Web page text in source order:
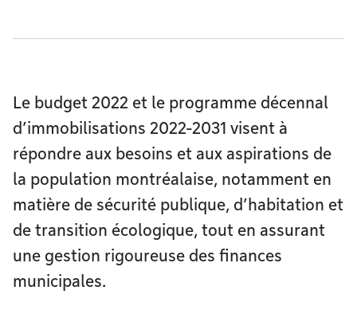
Le budget 2022 et le programme décennal
d’immobilisations 2022-2031 visent à
répondre aux besoins et aux aspirations de
la population montréalaise, notamment en
matière de sécurité publique, d’habitation et
de transition écologique, tout en assurant
une gestion rigoureuse des finances
municipales.